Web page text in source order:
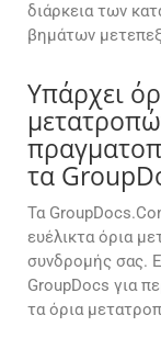
διάρκεια των
βημάτων
Υπάρχει
τα
Τα
ευέλικτα όρια
συνδρομής σας.
GroupDocs για
τα όρια